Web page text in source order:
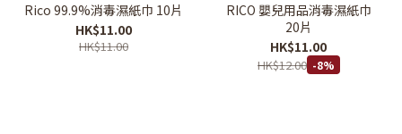
Rico 99.9%消毒濕紙巾 10片
HK$11.00
HK$11.00
RICO 嬰兒用品消毒濕紙巾
20片
HK$11.00
HK$12.00 -8%